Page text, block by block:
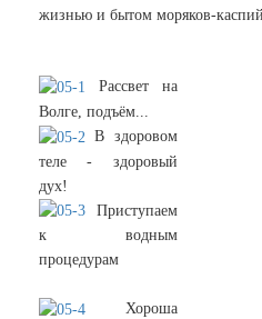
жизнью и бытом моряков-
Рассвет на
Волге, подъём...
В здоровом
теле - здоровый
дух!
Приступаем
к водным
процедурам
Хороша